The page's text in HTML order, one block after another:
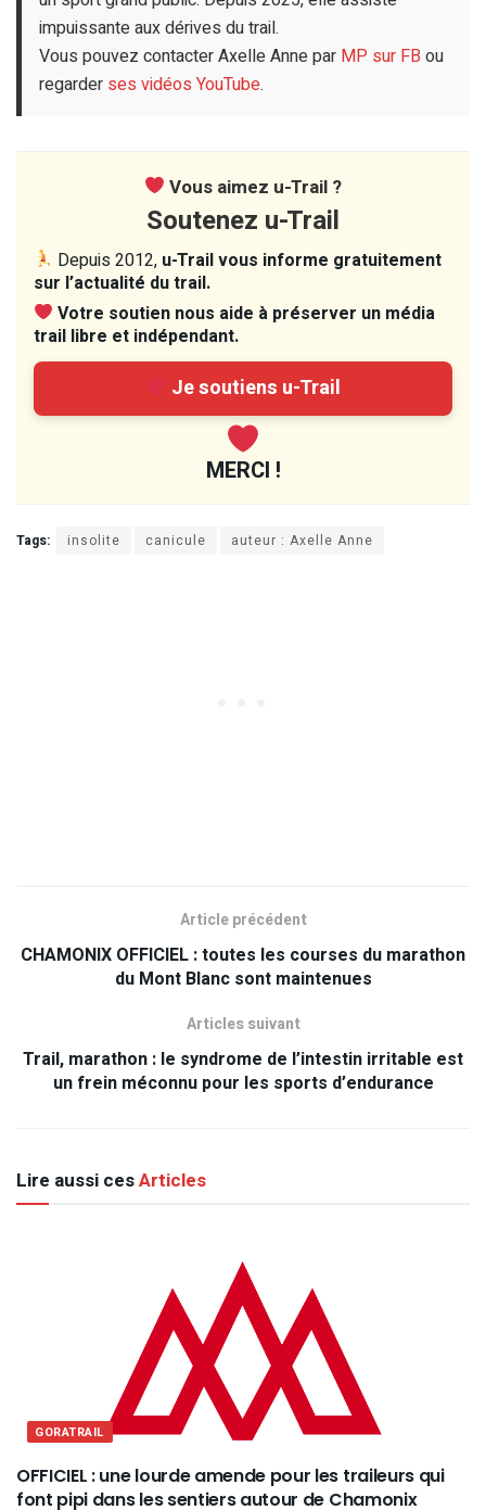
impuissante aux dérives du trail.
Vous pouvez contacter Axelle Anne par MP sur FB ou
regarder ses vidéos YouTube.
Vous aimez u-Trail ?
Soutenez u-Trail
Depuis 2012, u-Trail vous informe gratuitement
sur l’actualité du trail.
Votre soutien nous aide à préserver un média
trail libre et indépendant.
Je soutiens u-Trail
MERCI !
Tags: insolite canicule auteur : Axelle Anne
Article précédent
CHAMONIX OFFICIEL : toutes les courses du marathon
du Mont Blanc sont maintenues
Articles suivant
Trail, marathon : le syndrome de l’intestin irritable est
un frein méconnu pour les sports d’endurance
Lire aussi cesArticles
GORATRAIL
OFFICIEL : une lourde amende pour les traileurs qui
font pipi dans les sentiers autour de Chamonix